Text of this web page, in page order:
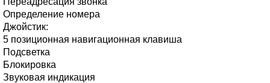
Определение номера
Джойстик:
5 позиционная навигационная клавиша
Подсветка
Блокировка
Звуковая индикация